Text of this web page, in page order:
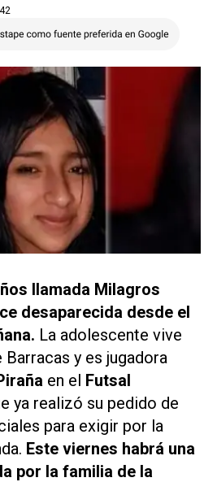
llamada Milagros
desaparecida desde el
La adolescente vive
y es jugadora
en el Futsal
ya realizó su pedido de
para exigir por la
Este viernes habrá una
por la familia de la